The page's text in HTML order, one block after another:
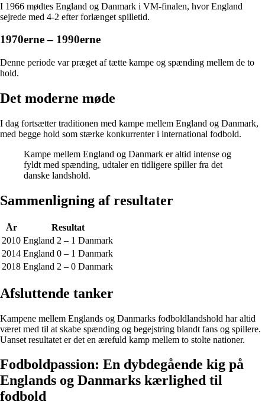
I 1966 mødtes England og Danmark i VM-finalen, hvor England
sejrede med 4-2 efter forlænget spilletid.
1970erne – 1990erne
Denne periode var præget af tætte kampe og spænding mellem de to
hold.
Det moderne møde
I dag fortsætter traditionen med kampe mellem England og Danmark,
med begge hold som stærke konkurrenter i international fodbold.
Kampe mellem England og Danmark er altid intense og
fyldt med spænding, udtaler en tidligere spiller fra det
danske landshold.
Sammenligning af resultater
År
Resultat
2010 England 2 – 1 Danmark
2014 England 0 – 1 Danmark
2018 England 2 – 0 Danmark
Afsluttende tanker
Kampene mellem Englands og Danmarks fodboldlandshold har altid
været med til at skabe spænding og begejstring blandt fans og spillere.
Uanset resultatet er det en ærefuld kamp mellem to stolte nationer.
Fodboldpassion: En dybdegående kig på
Englands og Danmarks kærlighed til
fodbold